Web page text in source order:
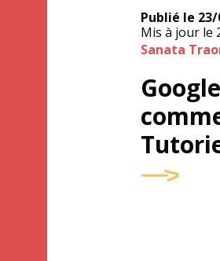
Publié le
Mis à jour le
Sanata